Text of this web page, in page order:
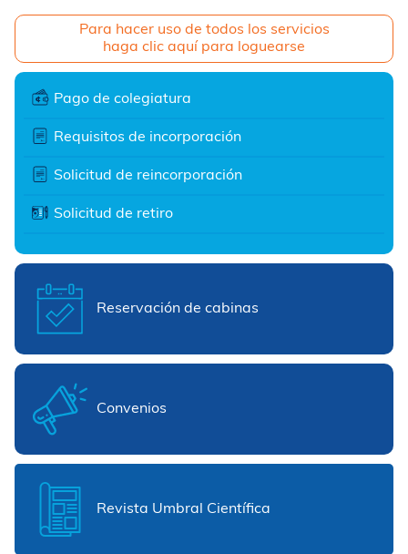
Para hacer uso de todos los servicios
haga clic aquí para loguearse
Pago de colegiatura
Requisitos de incorporación
Solicitud de reincorporación
Solicitud de retiro
Reservación de cabinas
Convenios
Revista Umbral Científica